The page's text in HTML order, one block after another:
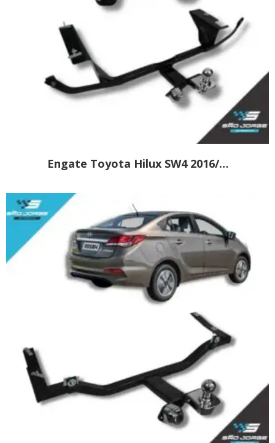
Engate Toyota Hilux SW4 2016/…